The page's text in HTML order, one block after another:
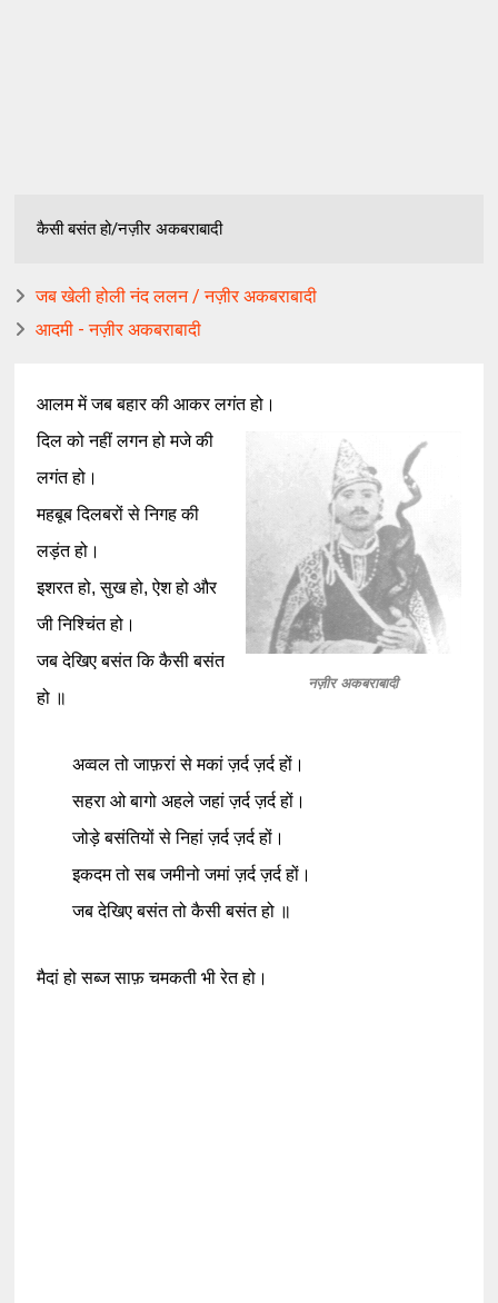
कैसी बसंत हो/नज़ीर अकबराबादी
जब खेली होली नंद ललन / नज़ीर अकबराबादी
आदमी - नज़ीर अकबराबादी
आलम में जब बहार की आकर लगंत हो।
नज़ीर अकबराबादी
दिल को नहीं लगन हो मजे की
लगंत हो।
महबूब दिलबरों से निगह की
लड़ंत हो।
इशरत हो, सुख हो, ऐश हो और
जी निश्चिंत हो।
जब देखिए बसंत कि कैसी बसंत
हो ॥
अव्वल तो जाफ़रां से मकां ज़र्द ज़र्द हों।
सहरा ओ बागो अहले जहां ज़र्द ज़र्द हों।
जोड़े बसंतियों से निहां ज़र्द ज़र्द हों।
इकदम तो सब जमीनो जमां ज़र्द ज़र्द हों।
जब देखिए बसंत तो कैसी बसंत हो ॥
मैदां हो सब्ज साफ़ चमकती भी रेत हो।